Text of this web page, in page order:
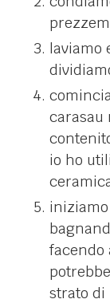
laviamo
carasau
io ho
facendo
strato di